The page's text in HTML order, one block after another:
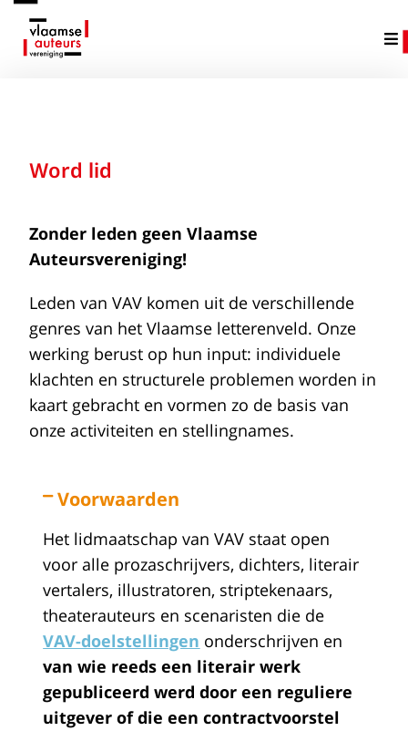
Word lid
Zonder leden geen Vlaamse
Auteursvereniging!
Leden van VAV komen uit de verschillende
genres van het Vlaamse letterenveld. Onze
werking berust op hun input: individuele
klachten en structurele problemen worden in
kaart gebracht en vormen zo de basis van
onze activiteiten en stellingnames.
Voorwaarden
Het lidmaatschap van VAV staat open
voor alle prozaschrijvers, dichters, literair
vertalers, illustratoren, striptekenaars,
theaterauteurs en scenaristen die de
VAV-doelstellingen onderschrijven en
van wie reeds een literair werk
gepubliceerd werd door een reguliere
uitgever of die een contractvoorstel